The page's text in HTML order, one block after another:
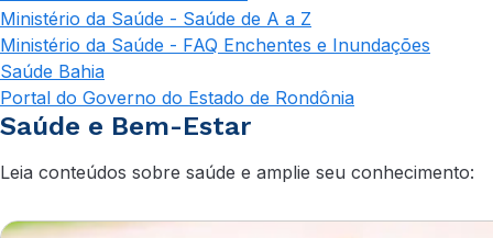
Ministério da Saúde - Saúde de A a Z
Ministério da Saúde - FAQ Enchentes e Inundações
Saúde Bahia
Portal do Governo do Estado de Rondônia
Saúde e Bem-Estar
Leia conteúdos sobre saúde e amplie seu conhecimento: